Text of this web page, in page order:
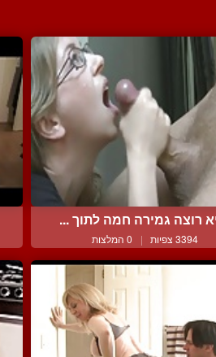
רוצה גמירה חמה לתוך ...
3394 צפיות | 0 המלצות